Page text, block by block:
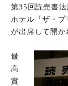
第35回読売書
ホテル「ザ・
が出席して開か
最
高
賞